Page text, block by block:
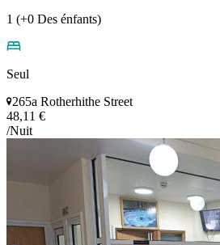
1 (+0 Des énfants)
Seul
265a Rotherhithe Street
48,11 €
/Nuit